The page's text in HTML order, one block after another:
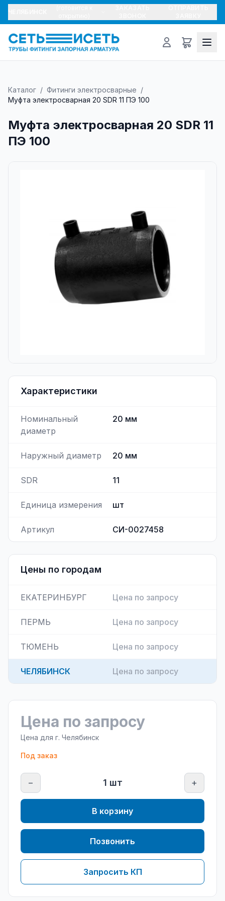
Каталог / Фитинги электросварные /
Муфта электросварная 20 SDR 11 ПЭ 100
Муфта электросварная 20 SDR 11
ПЭ 100
Характеристики
Номинальный
диаметр
20 мм
Наружный диаметр 20 мм
SDR 11
Единица измерения шт
Артикул СИ-0027458
Цены по городам
ЕКАТЕРИНБУРГ Цена по запросу
ПЕРМЬ Цена по запросу
ТЮМЕНЬ Цена по запросу
ЧЕЛЯБИНСК Цена по запросу
Цена по запросу
Цена для г. Челябинск
Под заказ
− 1 шт +
В корзину
Позвонить
Запросить КП